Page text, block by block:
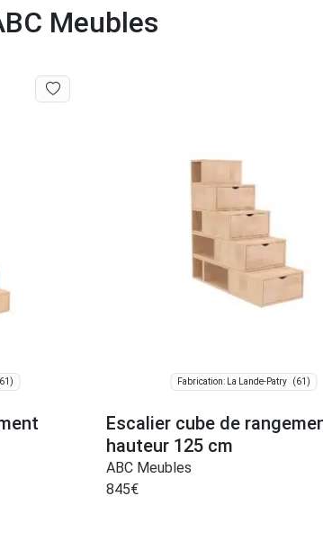
Meubles
Fabrication: La Lande-Patry (61)
Escalier cube de
hauteur 125 cm
ABC Meubles
845€